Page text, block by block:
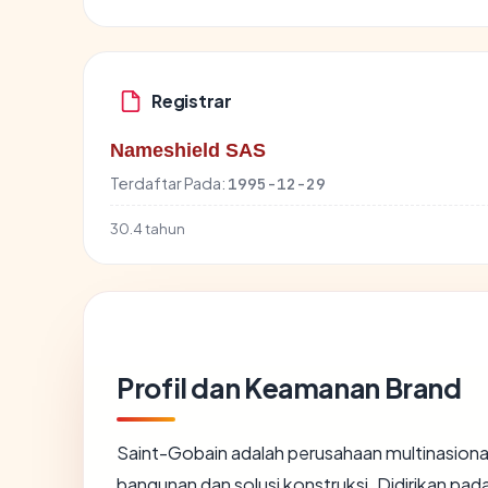
Registrar
Nameshield SAS
Terdaftar Pada: 1995-12-29
30.4 tahun
Profil dan Keamanan Brand
Saint-Gobain adalah perusahaan